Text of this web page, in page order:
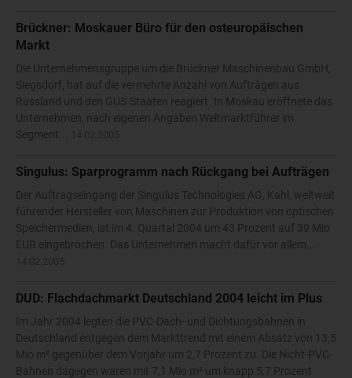
Brückner: Moskauer Büro für den osteuropäischen
Markt
Die Unternehmensgruppe um die Brückner Maschinenbau GmbH,
Siegsdorf, hat auf die vermehrte Anzahl von Aufträgen aus
Russland und den GUS-Staaten reagiert. In Moskau eröffnete das
Unternehmen, nach eigenen Angaben Weltmarktführer im
Segment...
Singulus: Sparprogramm nach Rückgang bei Aufträgen
Der Auftragseingang der Singulus Technologies AG, Kahl, weltweit
führender Hersteller von Maschinen zur Produktion von optischen
Speichermedien, ist im 4. Quartal 2004 um 43 Prozent auf 39 Mio
EUR eingebrochen. Das Unternehmen macht dafür vor allem...
DUD: Flachdachmarkt Deutschland 2004 leicht im Plus
Im Jahr 2004 legten die PVC-Dach- und Dichtungsbahnen in
Deutschland entgegen dem Markttrend mit einem Absatz von 13,5
Mio m² gegenüber dem Vorjahr um 2,7 Prozent zu. Die Nicht-PVC-
Bahnen dagegen waren mit 7,1 Mio m² um knapp 5,7 Prozent